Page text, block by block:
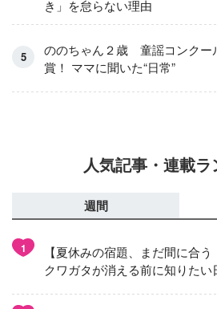
き」を怠らない理由
ののちゃん２歳 童謡コンクー
賞！ ママに聞いた“日常”
人気記事・連載
週間
1
【夏休みの宿題、まだ間に合
クワガタが消える前に知りたい